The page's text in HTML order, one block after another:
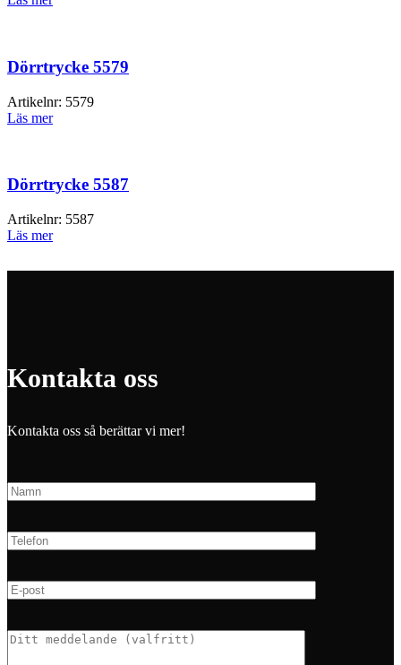
Dörrtrycke 5579
Artikelnr: 5579
Läs mer
Dörrtrycke 5587
Artikelnr: 5587
Läs mer
Kontakta oss
Kontakta oss så berättar vi mer!